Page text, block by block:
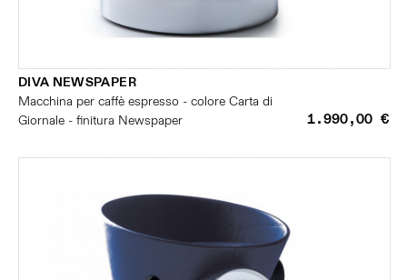
DIVA NEWSPAPER
Macchina per caffè espresso - colore Carta di
Giornale - finitura Newspaper
1.990,00 €